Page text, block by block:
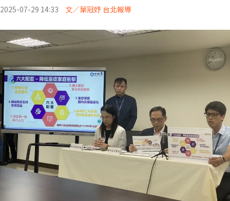
2025-07-29 14:33 文／葉冠妤 台北報導